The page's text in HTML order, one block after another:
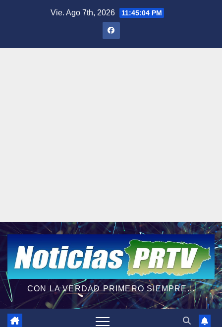
Vie. Ago 7th, 2026 11:45:05 PM
CON LA VERDAD PRIMERO SIEMPRE...